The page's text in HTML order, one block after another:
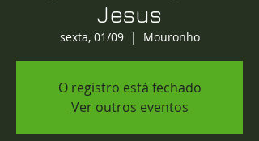
Jesus
sexta, 01/09
  |
Mouronho
O registro está fechado
Ver outros eventos